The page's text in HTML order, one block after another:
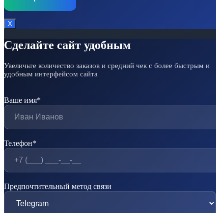
Х
Сделайте сайт удобным
Увеличьте количество заказов и средний чек с более быстрым и
удобным интерфейсом сайта
Ваше имя*
Телефон*
Предпочтительный метод связи